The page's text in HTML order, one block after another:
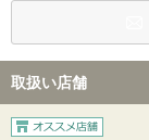
取扱い店舗